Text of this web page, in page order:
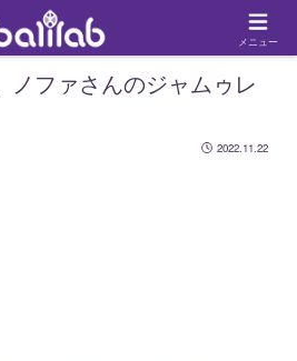
ノファさんのジャムゥレ
2022.11.22
メニュー